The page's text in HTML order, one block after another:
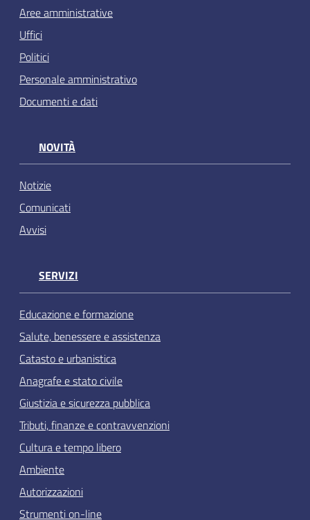
Aree amministrative
Uffici
Politici
Personale amministrativo
Documenti e dati
NOVITÀ
Notizie
Comunicati
Avvisi
SERVIZI
Educazione e formazione
Salute, benessere e assistenza
Catasto e urbanistica
Anagrafe e stato civile
Giustizia e sicurezza pubblica
Tributi, finanze e contravvenzioni
Cultura e tempo libero
Ambiente
Autorizzazioni
Strumenti on-line